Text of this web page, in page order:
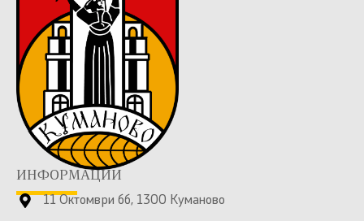
ИНФОРМАЦИИ
11 Октомври бб, 1300 Куманово